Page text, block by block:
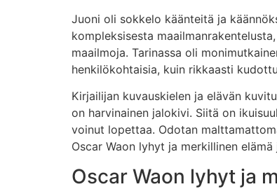
Juoni oli sokkelo käänteitä ja
kompleksisesta
maailmoja. Tarinassa oli
henkilökohtaisia, kuin rikkaasti
Kirjailijan kuvauskielen ja elävän
on harvinainen jalokivi. Siitä on
voinut lopettaa. Odotan
Oscar Waon lyhyt ja merkillinen
Oscar Waon lyhyt ja